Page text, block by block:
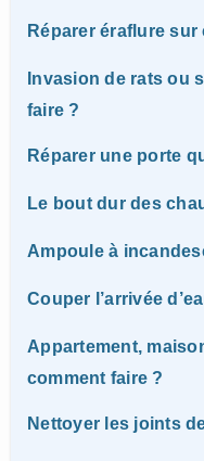
Réparer éraflure
Invasion de rats ou
faire ?
Réparer une porte
Le bout dur des
Ampoule à
Couper l’arrivée
Appartement,
comment faire ?
Nettoyer les joints